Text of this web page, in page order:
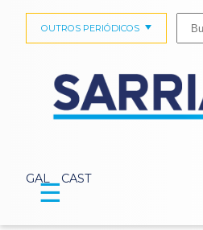
GAL CAST
OUTROS PERIÓDICOS
☰